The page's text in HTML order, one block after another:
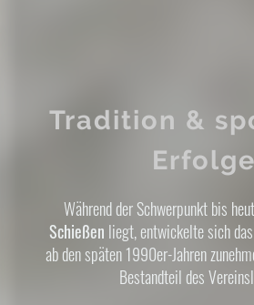
Tradition &
Erfolge
Während der Schwerpunkt bis
Schießen liegt, entwickelte sich das
ab den späten 1990er-Jahren
Bestandteil des